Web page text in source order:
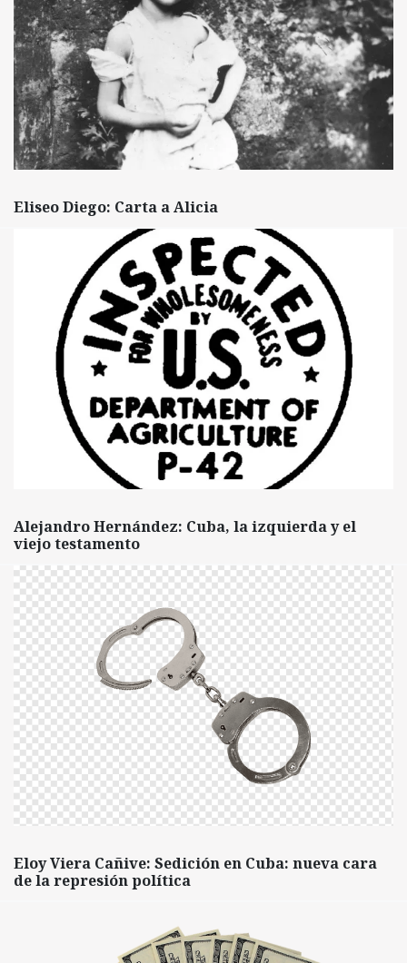
Eliseo Diego: Carta a Alicia
Alejandro Hernández: Cuba, la izquierda y el
viejo testamento
Eloy Viera Cañive: Sedición en Cuba: nueva cara
de la represión política